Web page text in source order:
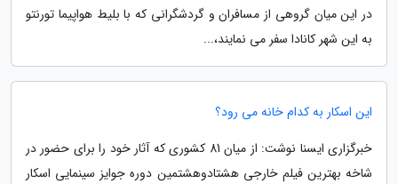
در این میان گروهی از مسافران و گردشگرانی که با بلیط هواپیما تورنتو
به این شهر کانادا سفر می نمایند،...
این اسکار به کدام خانه می رود؟
خبرگزاری ایسنا نوشت: از میان 81 کشوری که آثار خود را برای حضور در
شاخه بهترین فیلم خارجی هشتادوهشتمین دوره جوایز سینمایی اسکار